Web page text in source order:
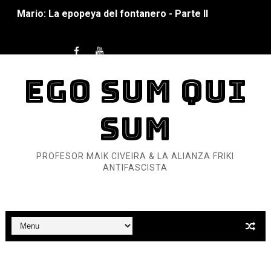
Mario: La epopeya del fontanero - Parte I
Pokémon: La película existencialista
Así se ve el fascismo en 2026... Y así se ve la
Un año para sobrevivir al mundo: Dos mil tíjiri cinco
Dioses y Monstruos: Guillermo (UNO)
EGO SUM QUI
SUM
PROFESOR MAIK CIVEIRA & LA ALIANZA FRIKI
ANTIFASCISTA